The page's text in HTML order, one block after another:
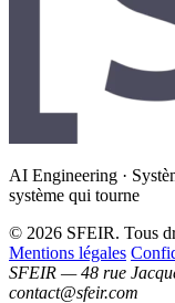
AI Engineering ·
système qui tourne
© 2026 SFEIR. Tous
Mentions légales
SFEIR — 48 rue
contact@sfeir.com